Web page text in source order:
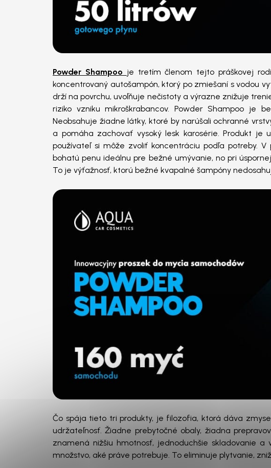
Powder Shampoo je tretím členom tejto práškovej
koncentrovaný autošampón, ktorý po zmiešaní s vodou
drží na povrchu, uvoľňuje nečistoty a výrazne znižuje
riziko vzniku mikroškrabancov. Powder Shampoo je
Neobsahuje žiadne látky, ktoré by narúšali ochranné
a pomáha zachovať vysoký lesk karosérie. Produkt je
používateľ si môže zvoliť koncentráciu podľa potreby.
bohatú penu ideálnu pre bežné umývanie, no pri
To je výťažnosť, ktorú bežné kvapalné šampóny
Čo spája tieto tri produkty, je filozofia, ktorá dáva
udržateľnosť. Žiadne prebytočné obaly, žiadna
znamená nižšiu hmotnosť, jednoduchšie skladovanie
množstvo, aké práve potrebuje. To eliminuje plytvanie,